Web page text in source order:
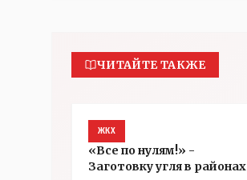
ЧИТАЙТЕ ТАКЖЕ
ЖКХ
«Все по нулям!» -
Заготовку угля в районах